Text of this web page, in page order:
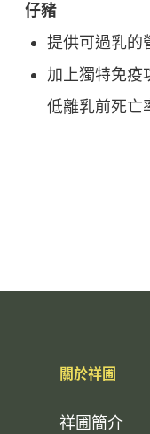
仔豬
提供可過乳的
加上獨特免疫
低離乳前死亡
關於祥圃
祥圃簡介